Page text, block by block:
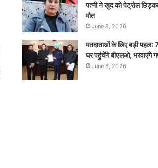
पत्नी ने खुद को पेट्रोल
मौत
June 8, 2026
मतदाताओं के लिए बड़ी पहल:
घर पहुंचेंगे बीएलओ, भरवाएंगे
June 8, 2026